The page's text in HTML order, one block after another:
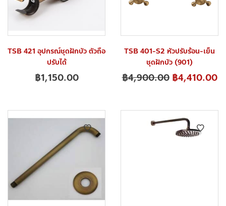
TSB 421 อุปกรณ์ชุดฝักบัว ตัวถือ
ปรับได้
฿1,150.00
TSB 401-S2 หัวปรับร้อน-เย็น
ชุดฝักบัว (901)
฿4,900.00 ฿4,410.00